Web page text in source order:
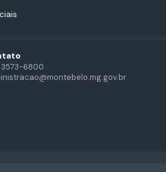
3573-6800